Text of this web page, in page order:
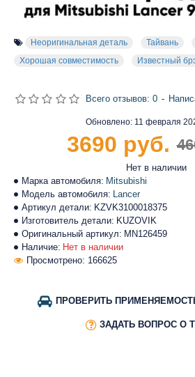
Неоригинальная деталь Тайвань
Хорошая совместимость
Известный
Наличие: Нет в наличии
Марка автомобиля: Mitsubishi
Модель автомобиля: Lancer
Артикул детали: KZVK3100018375
Изготовитель детали: KUZOVIK
Оригинальный артикул: MN126459
Просмотрено: 166625
Обновлено: 11 февраля
Нет в наличии
Всего отзывов: 0 -
3690 руб.
ПРОВЕРИТЬ
ЗАДАТЬ ВОПРОС О